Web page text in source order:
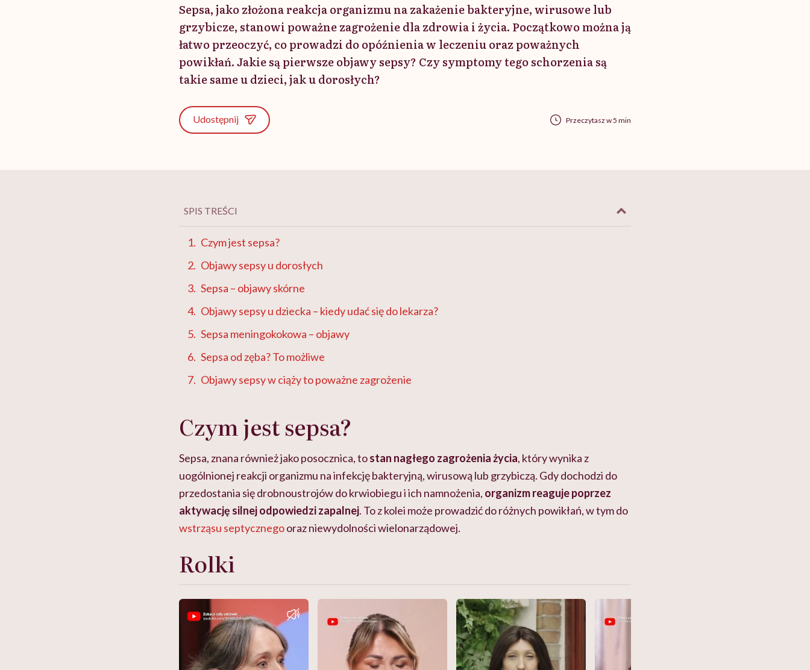
Sepsa, jako złożona reakcja organizmu na zakażenie bakteryjne, wirusowe lub
grzybicze, stanowi poważne zagrożenie dla zdrowia i życia. Początkowo można ją
łatwo przeoczyć, co prowadzi do opóźnienia w leczeniu oraz poważnych
powikłań. Jakie są pierwsze objawy sepsy? Czy symptomy tego schorzenia są
takie same u dzieci, jak u dorosłych?
Udostępnij Przeczytasz w 5 min
SPIS TREŚCI
Czym jest sepsa?
Objawy sepsy u dorosłych
Sepsa – objawy skórne
Objawy sepsy u dziecka – kiedy udać się do lekarza?
Sepsa meningokokowa – objawy
Sepsa od zęba? To możliwe
Objawy sepsy w ciąży to poważne zagrożenie
Czym jest sepsa?
Sepsa, znana również jako posocznica, tostan nagłego zagrożenia życia, który wynika z
uogólnionej reakcji organizmu na infekcję bakteryjną, wirusową lub grzybiczą. Gdy dochodzi do
przedostania się drobnoustrojów do krwiobiegu i ich namnożenia, organizm reaguje poprzez
aktywację silnej odpowiedzi zapalnej. To z kolei może prowadzić do różnych powikłań, w tym do
wstrząsu septycznegooraz niewydolności wielonarządowej.
Rolki